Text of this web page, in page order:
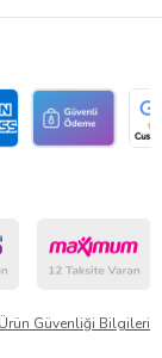
Ürün Güvenliği Bilgileri